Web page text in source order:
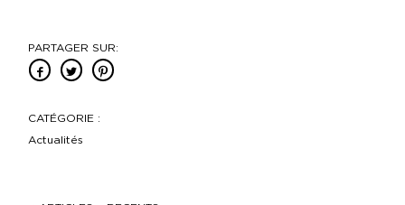
PARTAGER SUR:
CATÉGORIE :
Actualités